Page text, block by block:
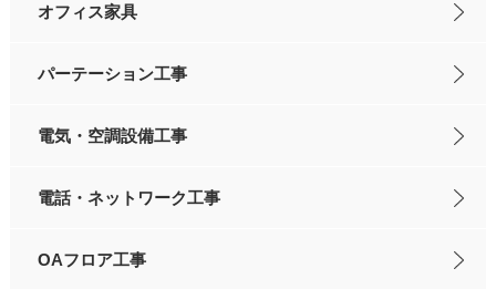
オフィス家具
パーテーション工事
電気・空調設備工事
電話・ネットワーク工事
OAフロア工事